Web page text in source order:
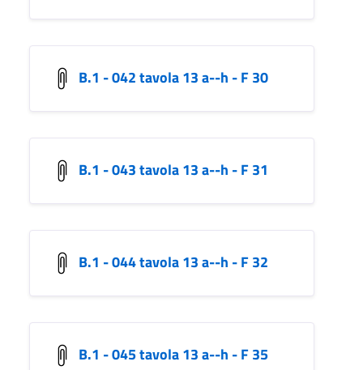
B.1 - 042 tavola 13 a--h - F 30
B.1 - 043 tavola 13 a--h - F 31
B.1 - 044 tavola 13 a--h - F 32
B.1 - 045 tavola 13 a--h - F 35